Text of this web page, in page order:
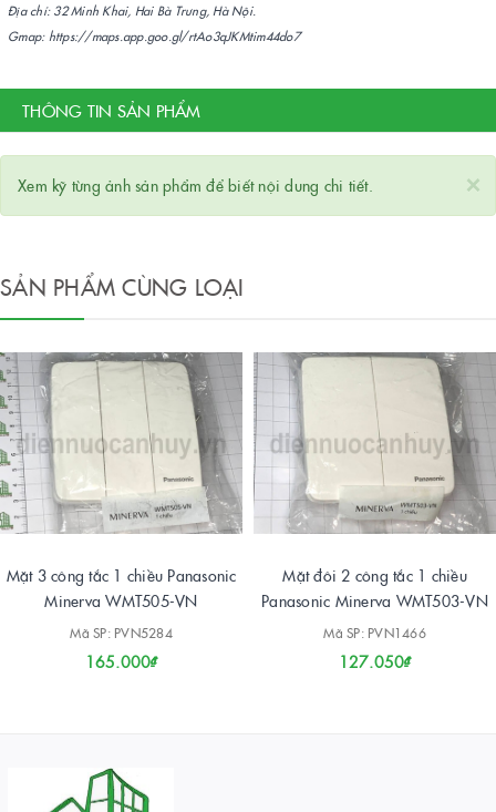
Địa chỉ: 32 Minh Khai, Hai Bà Trưng, Hà Nội.
Gmap: https://maps.app.goo.gl/rtAo3qJKMtim44do7
THÔNG TIN SẢN PHẨM
×
Xem kỹ từng ảnh sản phẩm để biết nội dung chi tiết.
SẢN PHẨM CÙNG LOẠI
Mặt 3 công tắc 1 chiều Panasonic
Minerva WMT505-VN
Mã SP: PVN5284
165.000₫
Mặt đôi 2 công tắc 1 chiều
Panasonic Minerva WMT503-VN
Mã SP: PVN1466
127.050₫